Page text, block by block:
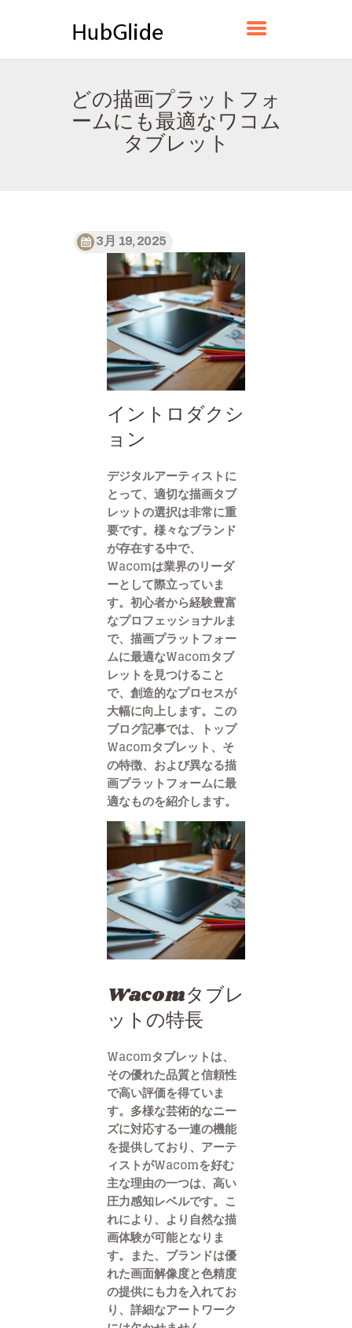
どの描画プラットフォ
ームにも最適なワコム
タブレット
HUBGLIDE
ホーム
HUBGLIDEについて
お問い合わせ
3月 19, 2025
イントロダクシ
ョン
デジタルアーティストに
とって、適切な描画タブ
レットの選択は非常に重
要です。様々なブランド
が存在する中で、
Wacomは業界のリーダ
ーとして際立っていま
す。初心者から経験豊富
なプロフェッショナルま
で、描画プラットフォー
ムに最適なWacomタブ
レットを見つけること
で、創造的なプロセスが
大幅に向上します。この
ブログ記事では、トップ
Wacomタブレット、そ
の特徴、および異なる描
画プラットフォームに最
適なものを紹介します。
Wacomタブレ
ットの特長
Wacomタブレットは、
その優れた品質と信頼性
で高い評価を得ていま
す。多様な芸術的なニー
ズに対応する一連の機能
を提供しており、アーテ
ィストがWacomを好む
主な理由の一つは、高い
圧力感知レベルです。こ
れにより、より自然な描
画体験が可能となりま
す。また、ブランドは優
れた画面解像度と色精度
の提供にも力を入れてお
り、詳細なアートワーク